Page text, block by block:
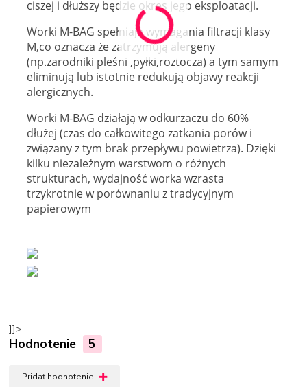
ciszej i dłuższy będzie okres jego eksploatacji.
Worki M-BAG spełniają wymagania filtracji klasy
M,co oznacza że zatrzymują alergeny
(np.zarodniki pleśni ,pyłki,roztocza) a tym samym
eliminują lub istotnie redukują objawy reakcji
alergicznych.
Worki M-BAG działają w odkurzaczu do 60%
dłużej (czas do całkowitego zatkania porów i
związany z tym brak przepływu powietrza). Dzięki
kilku niezależnym warstwom o różnych
strukturach, wydajność worka wzrasta
trzykrotnie w porównaniu z tradycyjnym
papierowym
]]>
Hodnotenie 5
Pridať hodnotenie